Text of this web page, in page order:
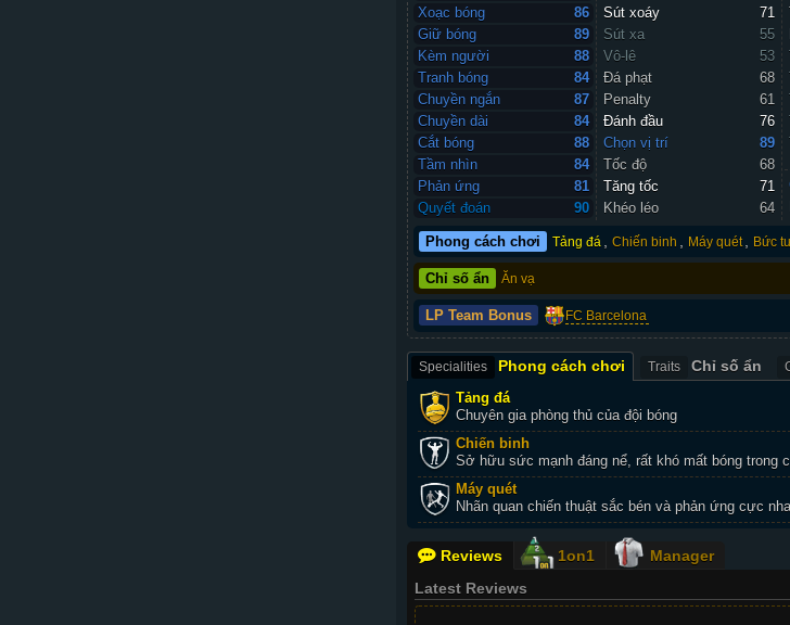
Xoạc bóng
86
Giữ bóng
89
Kèm người
88
Tranh bóng
84
Chuyền ngắn
87
Chuyền dài
84
Cắt bóng
88
Tầm nhìn
84
Phản ứng
81
Quyết đoán
90
Sút xoáy
71
Sút xa
55
Vô-lê
53
Đá phạt
68
Penalty
61
Đánh đầu
76
Chọn vị trí
89
Tốc độ
68
Tăng tốc
71
Khéo léo
64
Phong cách chơi Tảng đá Chiến binh Máy quét Bức
Chỉ số ẩn Ăn vạ
LP Team Bonus FC Barcelona
Specialities Phong cách chơi Traits Chỉ số ẩn
Tảng đá
Chuyên gia phòng thủ của đội bóng
Chiến binh
Sở hữu sức mạnh đáng nể, rất khó mất bóng trong
Máy quét
Nhãn quan chiến thuật sắc bén và phản ứng cực
Reviews 1on1
Manager
Latest Reviews